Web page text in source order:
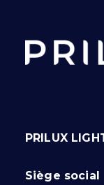
PRILUX
Siège social